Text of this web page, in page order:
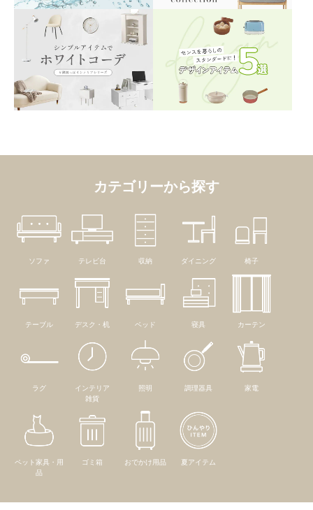
カテゴリーから探す
ソファ テレビ台 収納 ダイニング 椅子
テーブル デスク・机 ベッド 寝具 カーテン
ラグ
インテリア
雑貨
照明 調理器具 家電
ペット家具・用
品
ゴミ箱 おでかけ用品 夏アイテム